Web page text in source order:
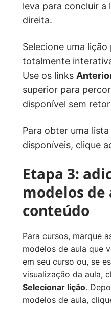
leva para concluir a
direita.
Selecione uma
totalmente
Use os links
superior para
disponível sem
Para obter uma
disponíveis, clique
Etapa 3:
modelos de
conteúdo
Para cursos, marque
modelos de aula que
em seu curso ou, se
visualização da aula,
Selecionar lição.
modelos de aula,